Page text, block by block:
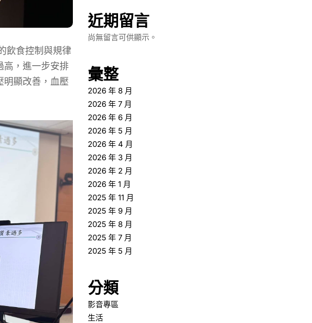
飲食控制與規律
高，進一步安排
明顯改善，血壓
近期留言
尚無留言可供顯示。
彙整
2026 年 8 月
2026 年 7 月
2026 年 6 月
2026 年 5 月
2026 年 4 月
2026 年 3 月
2026 年 2 月
2026 年 1 月
2025 年 11 月
2025 年 9 月
2025 年 8 月
2025 年 7 月
2025 年 5 月
分類
影音專區
生活